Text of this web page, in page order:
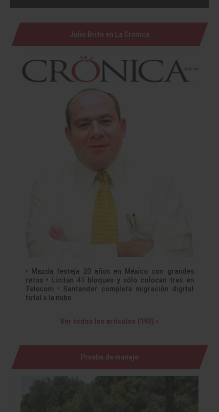
Julio Brito en La Crónica
• Mazda festeja 20 años en México con grandes
retos • Licitan 41 bloques y sólo colocan tres en
Telecom • Santander completa migración digital
total a la nube
Ver todos los artículos (193) »
Prueba de manejo